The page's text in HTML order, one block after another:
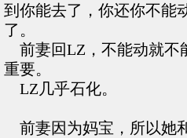
到你能去了，你还你不能
了。
前妻回LZ，不能动就不
重要。
LZ几乎石化。
前妻因为妈宝，所以她